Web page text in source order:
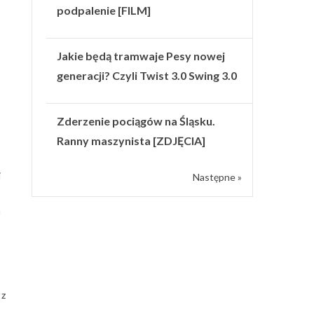
podpalenie [FILM]
Jakie będą tramwaje Pesy nowej
generacji? Czyli Twist 3.0 Swing 3.0
Zderzenie pociągów na Śląsku.
Ranny maszynista [ZDJĘCIA]
Następne »